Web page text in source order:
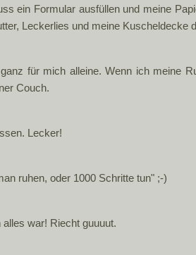
ein Formular ausfüllen und meine
Leckerlies und meine Kuscheldecke
für mich alleine. Wenn ich meine
Couch.
Lecker!
ruhen, oder 1000 Schritte tun" ;-)
war! Riecht guuuut.